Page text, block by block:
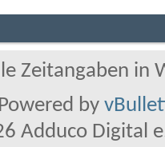
Zeitangaben in
Powered by
Adduco Digital